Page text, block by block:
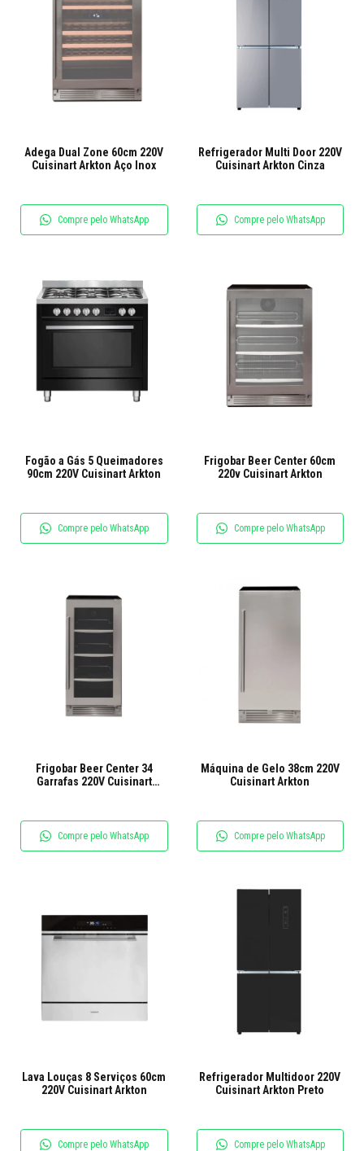
Adega Dual Zone 60cm 220V
Cuisinart Arkton Aço Inox
Compre pelo WhatsApp
Refrigerador Multi Door 220V
Cuisinart Arkton Cinza
Compre pelo WhatsApp
Fogão a Gás 5 Queimadores
90cm 220V Cuisinart Arkton
Compre pelo WhatsApp
Frigobar Beer Center 60cm
220v Cuisinart Arkton
Compre pelo WhatsApp
Frigobar Beer Center 34
Garrafas 220V Cuisinart
Compre pelo WhatsApp
Máquina de Gelo 38cm 220V
Cuisinart Arkton
Compre pelo WhatsApp
Lava Louças 8 Serviços 60cm
220V Cuisinart Arkton
Compre pelo WhatsApp
Refrigerador Multidoor 220V
Cuisinart Arkton Preto
Compre pelo WhatsApp